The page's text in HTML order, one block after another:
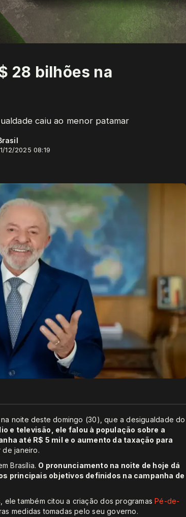
28 bilhões na
caiu ao menor patamar
12/2025 08:19
noite deste domingo (30), que a desigualdade do
e televisão, ele falou à população sobre a
até R$ 5 mil e o aumento da taxação para
de janeiro.
em Brasília. O pronunciamento na noite de hoje dá
principais objetivos definidos na campanha de
ele também citou a criação dos programasPé-de-
medidas tomadas pelo seu governo.